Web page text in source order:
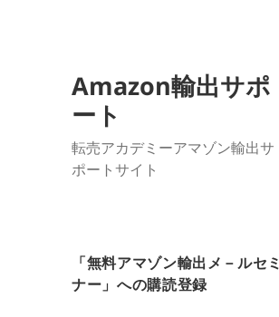
Amazon輸出サポ
ート
転売アカデミーアマゾン輸出サ
ポートサイト
「無料アマゾン輸出メ－ルセミ
ナー」への購読登録